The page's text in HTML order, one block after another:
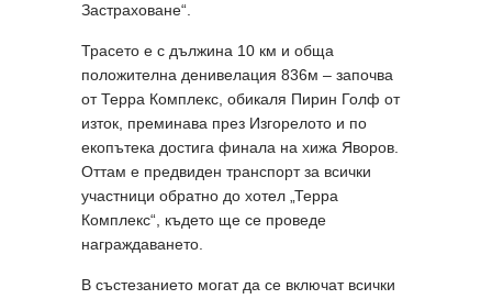
Застраховане“.
Трасето е с дължина 10 км и обща
положителна денивелация 836м – започва
от Терра Комплекс, обикаля Пирин Голф от
изток, преминава през Изгорелото и по
екопътека достига финала на хижа Яворов.
Оттам е предвиден транспорт за всички
участници обратно до хотел „Терра
Комплекс“, където ще се проведе
награждаването.
В състезанието могат да се включат всички